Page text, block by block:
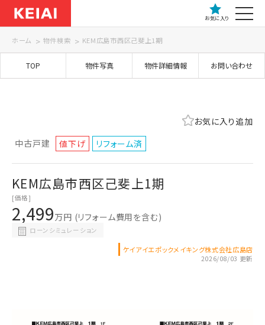
お気に入り
ホーム 物件検索 KEM広島市西区己斐上1期
TOP 物件写真 物件詳細情報 お問い合わせ
中古戸建 値下げ リフォーム済
お気に入り追加
KEM広島市西区己斐上1期
[価格]
2,499万円 (リフォーム費用を含む)
ローンシミュレーション
ケイアイエポックメイキング株式会社広島店
2026/08/03 更新